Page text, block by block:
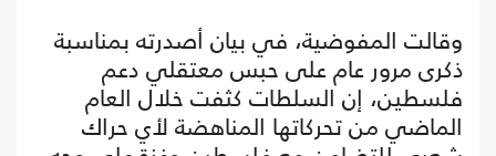
وقالت المفوضية، في بيان أصدرته بمناسبة
ذكرى مرور عام على حبس معتقلي دعم
فلسطين، إن السلطات كثفت خلال العام
الماضي من تحركاتها المناهضة لأي حراك